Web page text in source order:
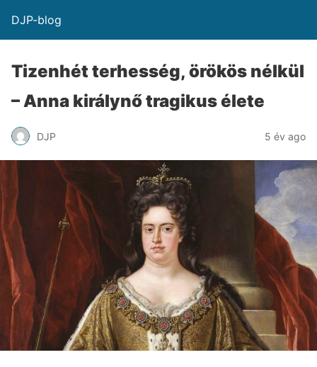
DJP-blog
Tizenhét terhesség, örökös nélkül
– Anna királynő tragikus élete
DJP 5 év ago